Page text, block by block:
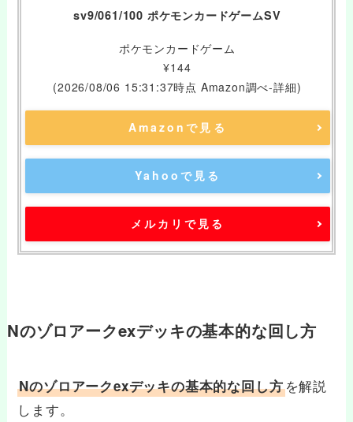
sv9/061/100 ポケモンカードゲームSV
ポケモンカードゲーム
¥144
(2026/08/06 15:31:37時点 Amazon調べ-詳細)
Amazonで見る
Yahooで見る
メルカリで見る
Nのゾロアークexデッキの基本的な回し方
Nのゾロアークexデッキの基本的な回し方を解説
します。